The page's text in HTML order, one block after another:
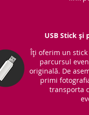
USB Stick
Îți oferim un stick
parcursul
originală. De
primi
transporta